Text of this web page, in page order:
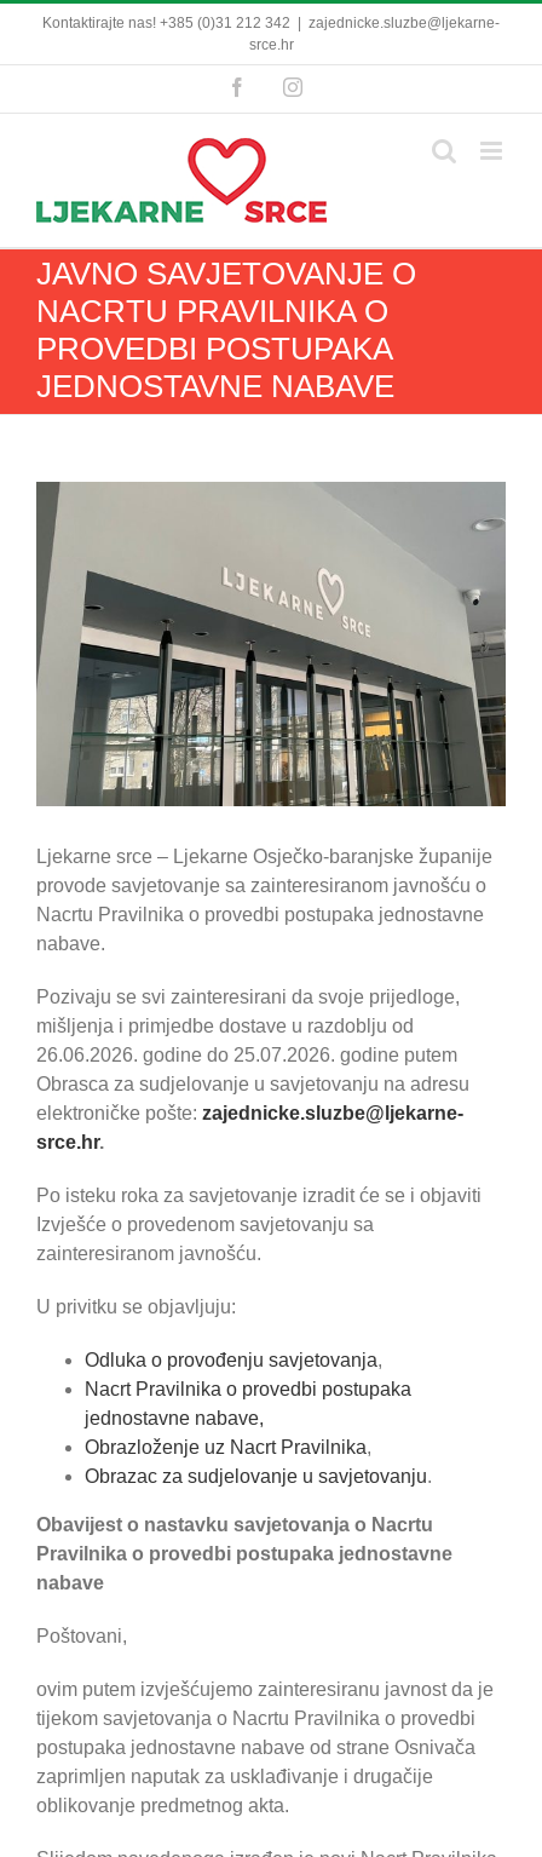
content
Kontaktirajte nas! +385 (0)31 212 342
zajednicke.sluzbe@ljekarne-
srce.hr
FacebookInstagram
JAVNO SAVJETOVANJE O
NACRTU PRAVILNIKA O
PROVEDBI POSTUPAKA
JEDNOSTAVNE NABAVE
Ljekarne srce – Ljekarne Osječko-baranjske županije
provode savjetovanje sa zainteresiranom javnošću o
Nacrtu Pravilnika o provedbi postupaka jednostavne
nabave.
Pozivaju se svi zainteresirani da svoje prijedloge,
mišljenja i primjedbe dostave u razdoblju od
26.06.2026. godine do 25.07.2026. godine putem
Obrasca za sudjelovanje u savjetovanju na adresu
elektroničke pošte: zajednicke.sluzbe@ljekarne-
srce.hr.
Po isteku roka za savjetovanje izradit će se i objaviti
Izvješće o provedenom savjetovanju sa
zainteresiranom javnošću.
U privitku se objavljuju:
Odluka o provođenju savjetovanja,
Nacrt Pravilnika o provedbi postupaka
jednostavne nabave,
Obrazloženje uz Nacrt Pravilnika,
Obrazac za sudjelovanje u savjetovanju.
Obavijest o nastavku savjetovanja o Nacrtu
Pravilnika o provedbi postupaka jednostavne
nabave
Poštovani,
ovim putem izvješćujemo zainteresiranu javnost da je
tijekom savjetovanja o Nacrtu Pravilnika o provedbi
postupaka jednostavne nabave od strane Osnivača
zaprimljen naputak za usklađivanje i drugačije
oblikovanje predmetnog akta.